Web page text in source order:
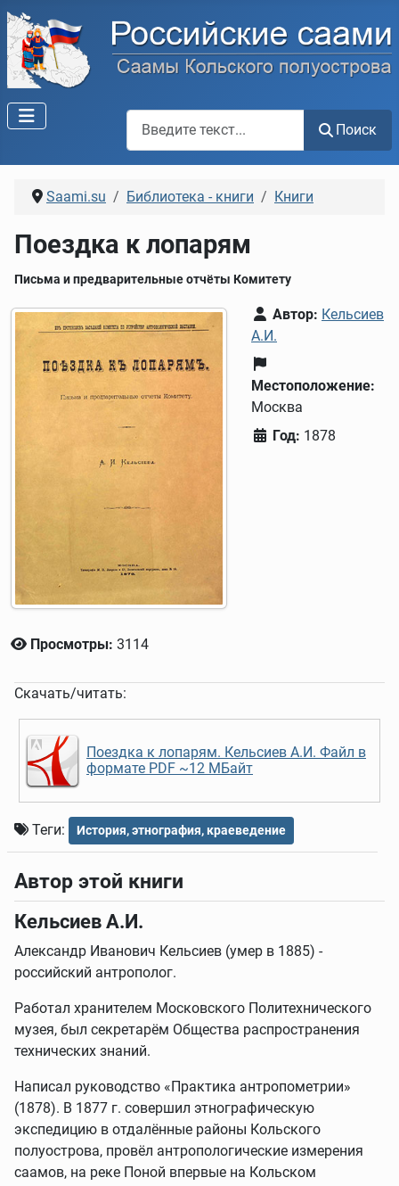
Поиск
Saami.su Библиотека - книги Книги
Поездка к лопарям
Письма и предварительные отчёты Комитету
Автор: Кельсиев
А.И.
Местоположение:
Москва
Год: 1878
Просмотры: 3114
Скачать/читать:
Поездка к лопарям. Кельсиев А.И. Файл в
формате PDF ~12 МБайт
Теги: История, этнография, краеведение
Автор этой книги
Кельсиев А.И.
Александр Иванович Кельсиев (умер в 1885) -
российский антрополог.
Работал хранителем Московского Политехнического
музея, был секретарём Общества распространения
технических знаний.
Написал руководство «Практика антропометрии»
(1878). В 1877 г. совершил этнографическую
экспедицию в отдалённые районы Кольского
полуострова, провёл антропологические измерения
саамов, на реке Поной впервые на Кольском